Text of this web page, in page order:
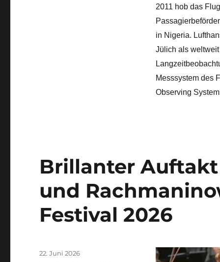
2011 hob das
in Nigeria.
Jülich als
Messsystem des
Observing
Brillanter
und
Festival 2026
Veröffentlicht
22. Juni 2026